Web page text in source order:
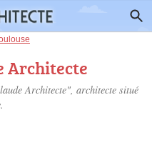
Architecte
Architecte", architecte situé